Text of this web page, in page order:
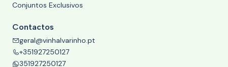
Conjuntos Exclusivos
Contactos
geral@vinhalvarinho.pt
+351927250127
351927250127